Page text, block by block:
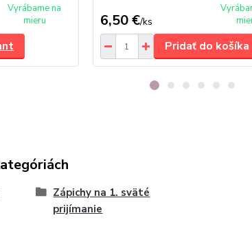
Vyrábame na
mieru
6,50 €/ks
Pridať do košíka
Zápichy na 1. sväté
prijímanie